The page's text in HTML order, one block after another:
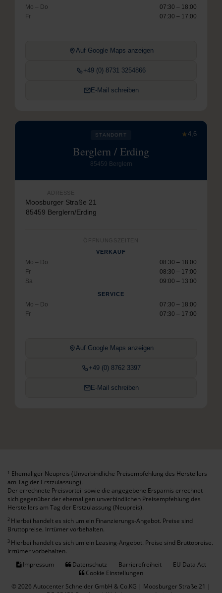
Mo – Do
07:30 – 18:00
Fr
07:30 – 17:00
Auf Google Maps anzeigen
+49 (0) 8731 3254866
E-Mail schreiben
★4,6
STANDORT
Berglern / Erding
85459 Berglern
ADRESSE
Moosburger Straße 21
85459 Berglern/Erding
ÖFFNUNGSZEITEN
VERKAUF
Mo – Do
08:30 – 18:00
Fr
08:30 – 17:00
Sa
09:00 – 13:00
SERVICE
Mo – Do
07:30 – 18:00
Fr
07:30 – 17:00
Auf Google Maps anzeigen
+49 (0) 8762 3397
E-Mail schreiben
1 Ehemaliger Neupreis (Unverbindliche Preisempfehlung des Herstellers
am Tag der Erstzulassung).
Der errechnete Preisvorteil sowie die angegebene Ersparnis errechnet
sich gegenüber der ehemaligen unverbindlichen Preisempfehlung des
Herstellers am Tag der Erstzulassung (Neupreis).
2 Hierbei handelt es sich um ein Finanzierungs-Angebot. Preise sind
Bruttopreise. Irrtümer vorbehalten.
3 Hierbei handelt es sich um ein Leasing-Angebot. Preise sind Bruttopreise.
Irrtümer vorbehalten.
Impressum
Datenschutz Barrierefreiheit
EU Data Act
Cookie Einstellungen
© 2026 Autocenter Schneider GmbH & Co.KG | Moosburger Straße 21 |